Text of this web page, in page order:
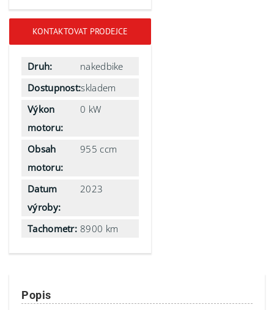
KONTAKTOVAT PRODEJCE
Druh:
nakedbike
Dostupnost:skladem
Výkon
motoru:
0 kW
Obsah
motoru:
955 ccm
Datum
výroby:
2023
Tachometr: 8900 km
Popis